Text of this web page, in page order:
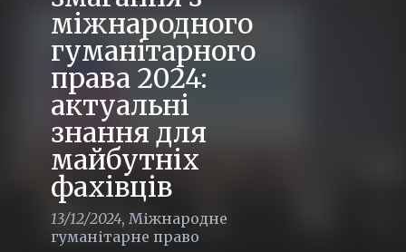
міжнародного
гуманітарного
права 2024:
актуальні
знання для
майбутніх
фахівців
13/12/2024, Міжнародне
гуманітарне право